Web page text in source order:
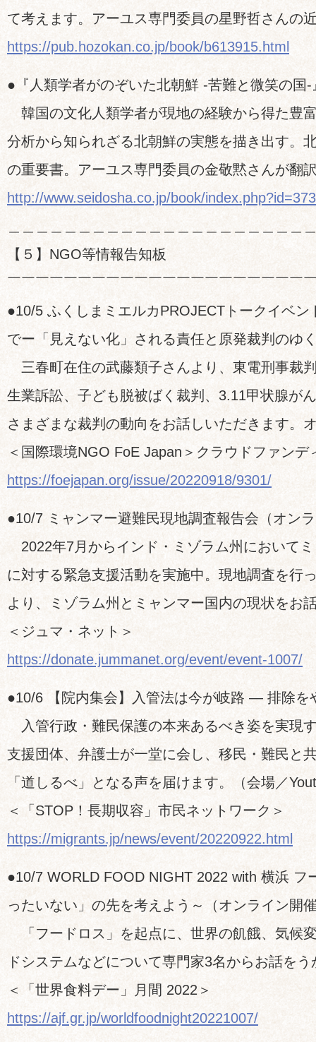
て考えます。アーユス専門委員の星野哲さんの
https://pub.hozokan.co.jp/book/b613915.html
●『人類学者がのぞいた北朝鮮 -苦難と微笑の国-
韓国の文化人類学者が現地の経験から得た豊
分析から知られざる北朝鮮の実態を描き出す。
の重要書。アーユス専門委員の金敬黙さんが翻
http://www.seidosha.co.jp/book/
＿＿＿＿＿＿＿＿＿＿＿＿＿＿＿＿＿＿＿＿＿
【５】NGO等情報告知板
￣￣￣￣￣￣￣￣￣￣￣￣￣￣￣￣￣￣￣￣￣
●10/5 ふくしまミエルカPROJECTトークイベン
でー「見えない化」される責任と原発裁判のゆ
三春町在住の武藤類子さんより、東電刑事裁
生業訴訟、子ども脱被ばく裁判、3.11甲状腺が
さまざまな裁判の動向をお話しいただきます。
＜国際環境NGO FoE Japan＞クラウドファンデ
https://foejapan.org/issue/20220918/9301/
●10/7 ミャンマー避難民現地調査報告会（オン
2022年7月からインド・ミゾラム州において
に対する緊急支援活動を実施中。現地調査を行
より、ミゾラム州とミャンマー国内の現状をお
＜ジュマ・ネット＞
https://donate.jummanet.org/event/event-1007/
●10/6 【院内集会】入管法は今が岐路 — 排除を
入管行政・難民保護の本来あるべき姿を実現
支援団体、弁護士が一堂に会し、移民・難民と
「道しるべ」となる声を届けます。（会場／
＜「STOP！長期収容」市民ネットワーク＞
https://migrants.jp/news/event/20220922.html
●10/7 WORLD FOOD NIGHT 2022 with 横浜 フ
ったいない」の先を考えよう～（オンライン開
「フードロス」を起点に、世界の飢餓、気候
ドシステムなどについて専門家3名からお話を
＜「世界食料デー」月間 2022＞
https://ajf.gr.jp/worldfoodnight20221007/